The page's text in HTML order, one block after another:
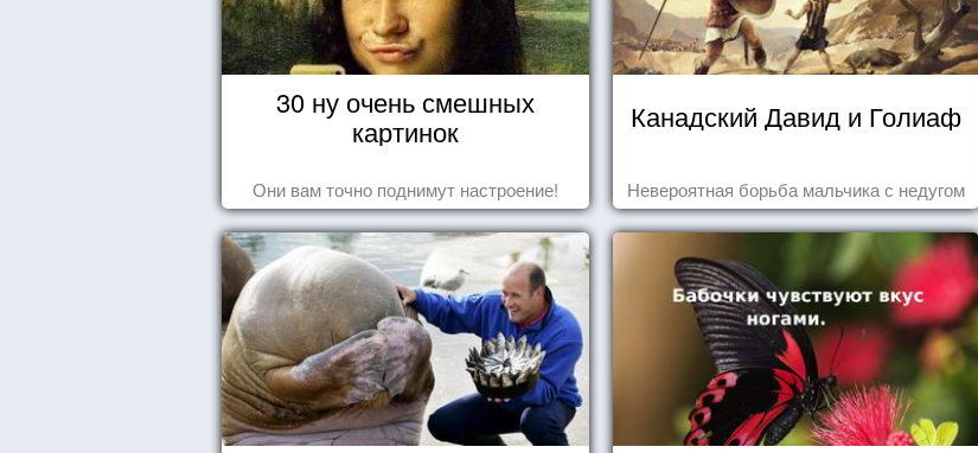
30 ну очень смешных
картинок
Они вам точно поднимут настроение!
Канадский Давид и Голиаф
Невероятная борьба мальчика с недугом